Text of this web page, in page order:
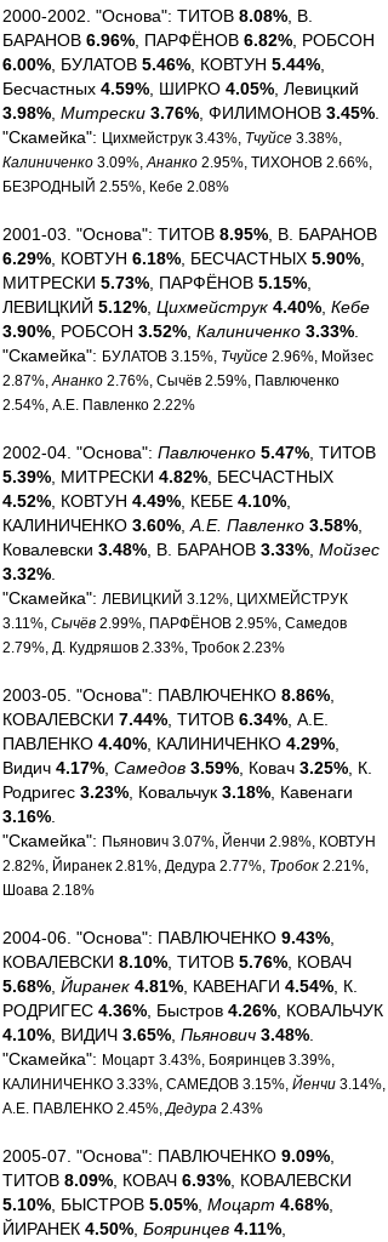
2000-2002. "Основа": ТИТОВ 8.08% , В.
БАРАНОВ 6.96% , ПАРФЁНОВ 6.82% , РОБСОН
6.00% , БУЛАТОВ 5.46% , КОВТУН 5.44%
Бесчастных 4.59% , ШИРКО 4.05% , Левицкий
3.98% Митрески 3.76% , ФИЛИМОНОВ 3.45%
"Скамейка": Цихмейструк 3.43%, Тчуйсе 3.38%,
Калиниченко 3.09%,Ананко 2.95%, ТИХОНОВ 2.66%,
БЕЗРОДНЫЙ 2.55%, Кебе 2.08%
2001-03. "Основа": ТИТОВ 8.95% , В. БАРАНОВ
6.29% , КОВТУН 6.18% , БЕСЧАСТНЫХ 5.90%
МИТРЕСКИ 5.73% , ПАРФЁНОВ 5.15%
ЛЕВИЦКИЙ 5.12% Цихмейструк 4.40% Кебе
3.90% , РОБСОН 3.52% Калиниченко 3.33%
"Скамейка": БУЛАТОВ 3.15%, Тчуйсе 2.96%, Мойзес
2.87%,Ананко 2.76%, Сычёв 2.59%, Павлюченко
2.54%, А.Е. Павленко 2.22%
2002-04. "Основа": Павлюченко 5.47% , ТИТОВ
5.39% , МИТРЕСКИ 4.82% , БЕСЧАСТНЫХ
4.52% , КОВТУН 4.49% , КЕБЕ 4.10%
КАЛИНИЧЕНКО 3.60% А.Е. Павленко 3.58%
Ковалевски 3.48% , В. БАРАНОВ 3.33% Мойзес
3.32%
"Скамейка": ЛЕВИЦКИЙ 3.12%, ЦИХМЕЙСТРУК
3.11%, Сычёв 2.99%, ПАРФЁНОВ 2.95%, Самедов
2.79%, Д. Кудряшов 2.33%, Тробок 2.23%
2003-05. "Основа": ПАВЛЮЧЕНКО 8.86%
КОВАЛЕВСКИ 7.44% , ТИТОВ 6.34% , А.Е.
ПАВЛЕНКО 4.40% , КАЛИНИЧЕНКО 4.29%
Видич 4.17% Самедов 3.59% , Ковач 3.25% , К.
Родригес 3.23% , Ковальчук 3.18% , Кавенаги
3.16%
"Скамейка": Пьянович 3.07%, Йенчи 2.98%, КОВТУН
2.82%, Йиранек 2.81%, Дедура 2.77%, Тробок 2.21%,
Шоава 2.18%
2004-06. "Основа": ПАВЛЮЧЕНКО 9.43%
КОВАЛЕВСКИ 8.10% , ТИТОВ 5.76% , КОВАЧ
5.68% Йиранек 4.81% , КАВЕНАГИ 4.54% , К.
РОДРИГЕС 4.36% , Быстров 4.26% , КОВАЛЬЧУК
4.10% , ВИДИЧ 3.65% Пьянович 3.48%
"Скамейка": Моцарт 3.43%, Бояринцев 3.39%,
КАЛИНИЧЕНКО 3.33%, САМЕДОВ 3.15%, Йенчи 3.14%,
А.Е. ПАВЛЕНКО 2.45%,Дедура 2.43%
2005-07. "Основа": ПАВЛЮЧЕНКО 9.09%
ТИТОВ 8.09% , КОВАЧ 6.93% , КОВАЛЕВСКИ
5.10% , БЫСТРОВ 5.05% Моцарт 4.68%
ЙИРАНЕК 4.50% Бояринцев 4.11%